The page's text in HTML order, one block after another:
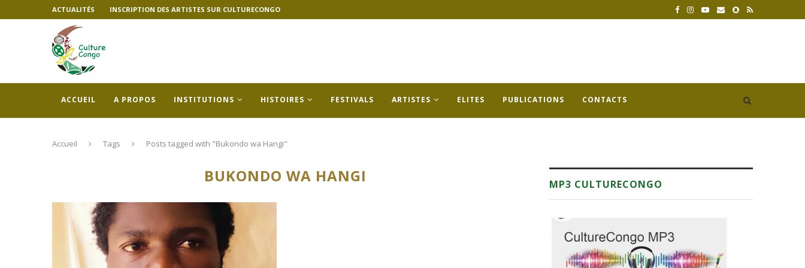
ACTUALITÉS INSCRIPTION DES ARTISTES SUR CULTURECONGO
ACCUEIL A PROPOS INSTITUTIONS HISTOIRES FESTIVALS ARTISTES ELITES PUBLICATIONS CONTACTS
Accueil Tags Posts tagged with "Bukondo wa Hangi"
BUKONDO WA HANGI MP3 CULTURECONGO